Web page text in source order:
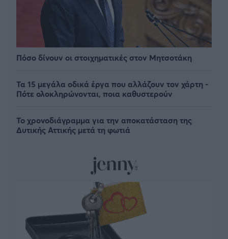
Πόσο δίνουν οι στοιχηματικές στον Μητσοτάκη
Τα 15 μεγάλα οδικά έργα που αλλάζουν τον χάρτη -
Πότε ολοκληρώνονται, ποια καθυστερούν
Το χρονοδιάγραμμα για την αποκατάσταση της
Δυτικής Αττικής μετά τη φωτιά